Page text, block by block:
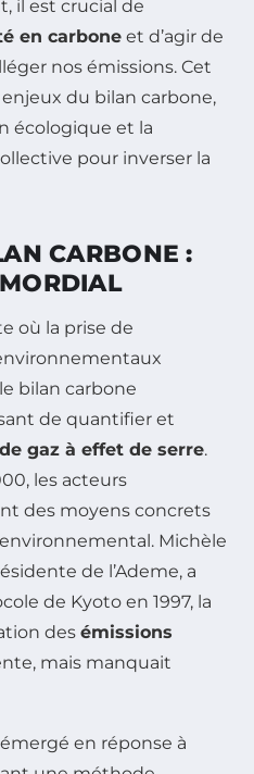
il est crucial de
en carbone et d’agir de
nos émissions. Cet
du bilan carbone,
écologique et la
pour inverser la
CARBONE :
où la prise de
bilan carbone
de quantifier et
gaz à effet de serre.
les acteurs
des moyens concrets
Michèle
de l’Ademe, a
de Kyoto en 1997, la
des émissions
mais manquait
en réponse à